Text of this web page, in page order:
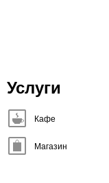
Услуги
Кафе
Магазин